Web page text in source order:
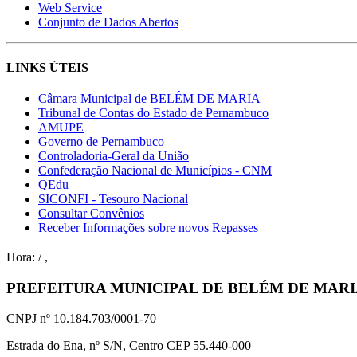
Web Service
Conjunto de Dados Abertos
LINKS ÚTEIS
Câmara Municipal de BELÉM DE MARIA
Tribunal de Contas do Estado de Pernambuco
AMUPE
Governo de Pernambuco
Controladoria-Geral da União
Confederação Nacional de Municípios - CNM
QEdu
SICONFI - Tesouro Nacional
Consultar Convênios
Receber Informações sobre novos Repasses
Hora: / ,
PREFEITURA MUNICIPAL DE BELÉM DE
CNPJ nº 10.184.703/0001-70
Estrada do Ena, nº S/N, Centro CEP 55.440-000